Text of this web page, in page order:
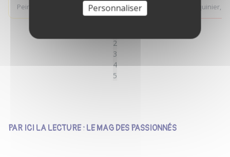
Peinture, musique, photographie... Maroquinier,
2
3
4
5
PAR ICI LA LECTURE : LE MAG DES PASSIONNÉS
Personnaliser